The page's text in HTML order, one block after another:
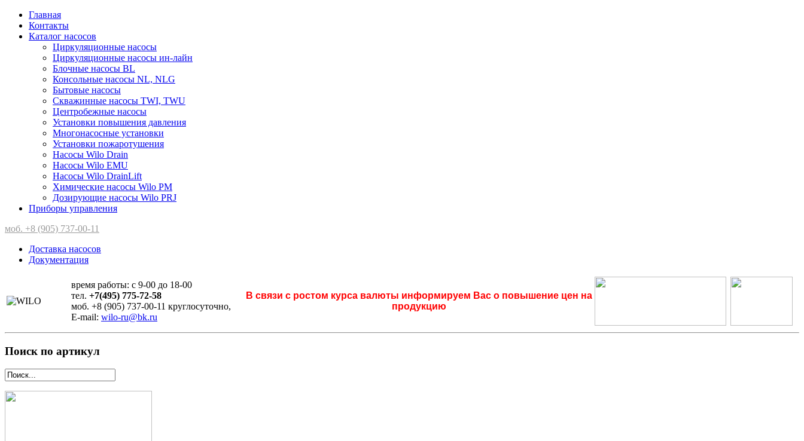
Главная
Контакты
Каталог насосов
Циркуляционные насосы
Циркуляционные насосы ин-лайн
Блочные насосы BL
Консольные насосы NL, NLG
Бытовые насосы
Скважинные насосы TWI, TWU
Центробежные насосы
Установки повышения давления
Многонасосные установки
Установки пожаротушения
Насосы Wilo Drain
Насосы Wilo EMU
Насосы Wilo DrainLift
Химические насосы Wilo PM
Дозирующие насосы Wilo PRJ
Приборы управления
моб. +8 (905) 737-00-11
Доставка насосов
Документация
время работы: с 9-00 до 18-00
тел. +7(495) 775-72-58
моб. +8 (905) 737-00-11 круглосуточно,
E-mail: wilo-ru@bk.ru
В связи с ростом курса валюты информируем Вас о повышение цен на
продукцию
Поиск по артикул